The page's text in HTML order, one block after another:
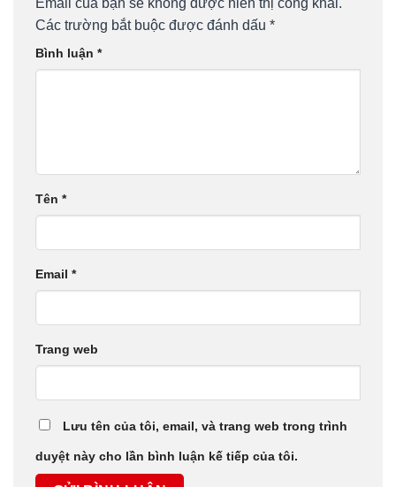
Email của bạn sẽ không được hiển thị công khai.
Các trường bắt buộc được đánh dấu *
Bình luận *
Tên *
Email *
Trang web
Lưu tên của tôi, email, và trang web trong trình
duyệt này cho lần bình luận kế tiếp của tôi.